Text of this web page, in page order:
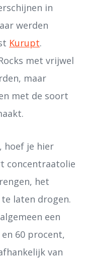
in
werden
Kurupt.
met vrijwel
maar
met de soort
hoef je hier
concentraatolie
het
laten drogen.
een
60 procent,
van